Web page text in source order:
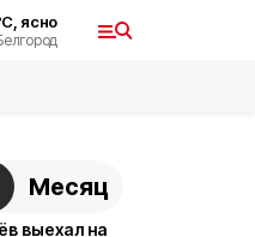
ясно
Месяц
выехал на